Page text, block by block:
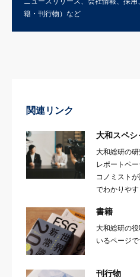
籍・刊行物）など
関連リンク
大和スペシ
大和総研の
レポートペ
コノミスト
でわかりやす
書籍
大和総研の
いるページで
刊行物